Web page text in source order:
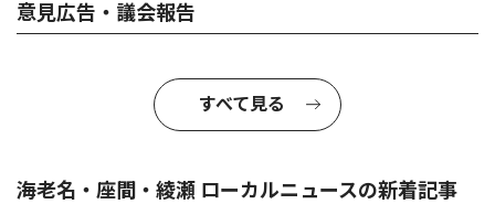
意見広告・議会報告
すべて見る
海老名・座間・綾瀬 ローカルニュースの新着記事